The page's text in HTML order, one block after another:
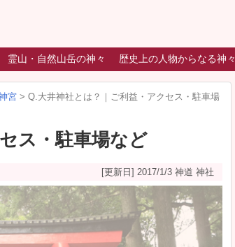
霊山・自然山岳の神々 歴史上の人物からなる神々
宮 > Q.大井神社とは？｜ご利益・アクセス・駐車場
ス・駐車場など
[更新日] 2017/1/3 神道 神社